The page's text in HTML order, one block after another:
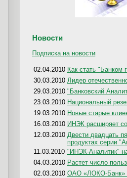
Новости
Подписка на новости
02.04.2010 Как стать "Банком
30.03.2010 Лидер
29.03.2010 "Банковский
23.03.2010 Национальный
19.03.2010 Новые старые
16.03.2010 ИНЭК расширяет
12.03.2010 Двести двадцать
продуктах серии
11.03.2010 "ИНЭК-Аналитик"
04.03.2010 Растет число
02.03.2010 ОАО «ЛОКО-Банк»